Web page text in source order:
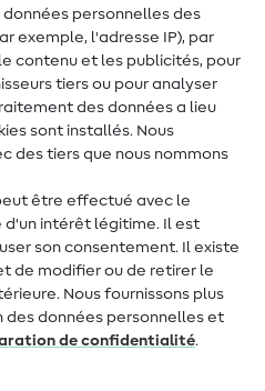
personnelles des
exemple, l'adresse IP), par
contenu et les publicités, pour
tiers ou pour analyser
des données a lieu
sont installés. Nous
des tiers que nous nommons
être effectué avec le
d'un intérêt légitime. Il est
son consentement. Il existe
de modifier ou de retirer le
Nous fournissons plus
données personnelles et
de confidentialité.